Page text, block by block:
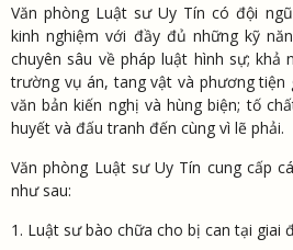
Văn phòng Luật sư Uy Tín có đội
kinh nghiệm với đầy đủ những kỹ
chuyên sâu về pháp luật hình sự; khả
trường vụ án, tang vật và phương tiện
văn bản kiến nghị và hùng biện; tố
huyết và đấu tranh đến cùng vì lẽ phải.
Văn phòng Luật sư Uy Tín cung cấp
như sau:
1. Luật sư bào chữa cho bị can tại giai